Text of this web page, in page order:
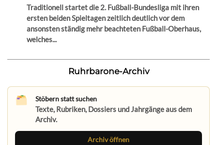
Traditionell startet die 2. Fußball-Bundesliga mit ihren
ersten beiden Spieltagen zeitlich deutlich vor dem
ansonsten ständig mehr beachteten Fußball-Oberhaus,
welches...
Ruhrbarone-Archiv
Stöbern statt suchen
Texte, Rubriken, Dossiers und Jahrgänge aus dem
Archiv.
Archiv öffnen